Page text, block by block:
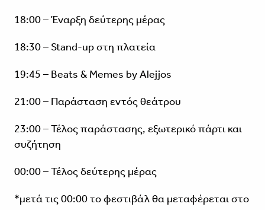
18:00 – Έναρξη δεύτερης μέρας
18:30 – Stand-up στη πλατεία
19:45 – Beats & Memes by Alejjos
21:00 – Παράσταση εντός θεάτρου
23:00 – Τέλος παράστασης, εξωτερικό πάρτι και
συζήτηση
00:00 – Τέλος δεύτερης μέρας
*μετά τις 00:00 το φεστιβάλ θα μεταφέρεται στο